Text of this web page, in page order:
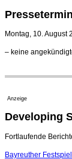
geht
Leslie
09.
Montag, 10. August
– keine
Anzeige
Developing
Fortlaufende
Bayreuther